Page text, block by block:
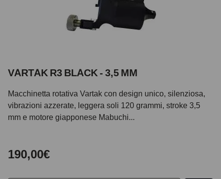
VARTAK R3 BLACK - 3,5 MM
Macchinetta rotativa Vartak con design unico, silenziosa,
vibrazioni azzerate, leggera soli 120 grammi, stroke 3,5
mm e motore giapponese Mabuchi...
190,00€